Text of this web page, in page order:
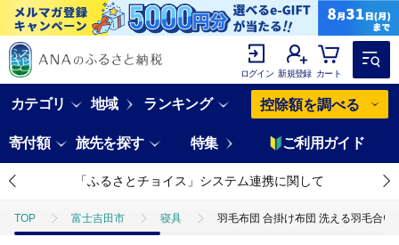
ログイン 新規登録 カート
カテゴリ 地域 ランキング 控除額を調べる
寄付額 旅先を探す 特集 ご利用ガイド
「ふるさとチョイス」システム連携に関して
TOP 富士吉田市 寝具 羽毛布団 合掛け布団 洗える羽毛合